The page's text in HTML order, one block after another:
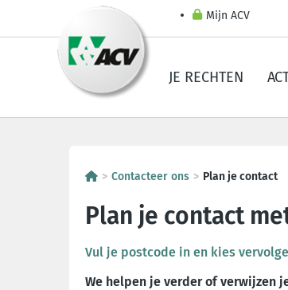
Mijn ACV
JE RECHTEN
Contacteer ons Plan je contact
Plan je contact
Vul je postcode in en kies
We helpen je verder of verwijzen